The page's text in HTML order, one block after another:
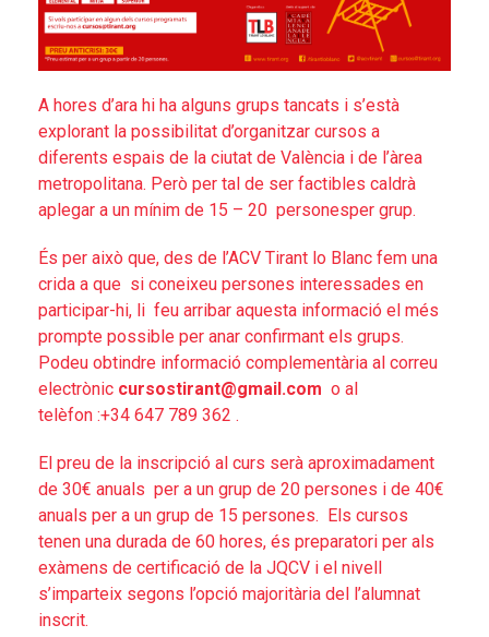
A hores d’ara hi ha alguns grups tancats i s’està
explorant la possibilitat d’organitzar cursos a
diferents espais de la ciutat de València i de l’àrea
metropolitana. Però per tal de ser factibles caldrà
aplegar a un mínim de 15 – 20 personesper grup.
És per això que, des de l’ACV Tirant lo Blanc fem una
crida a que si coneixeu persones interessades en
participar-hi, li feu arribar aquesta informació el més
prompte possible per anar confirmant els grups.
Podeu obtindre informació complementària al correu
electrònic cursostirant@gmail.com o al
telèfon :+34 647 789 362 .
El preu de la inscripció al curs serà aproximadament
de 30€ anuals per a un grup de 20 persones i de 40€
anuals per a un grup de 15 persones. Els cursos
tenen una durada de 60 hores, és preparatori per als
exàmens de certificació de la JQCV i el nivell
s’imparteix segons l’opció majoritària del l’alumnat
inscrit.